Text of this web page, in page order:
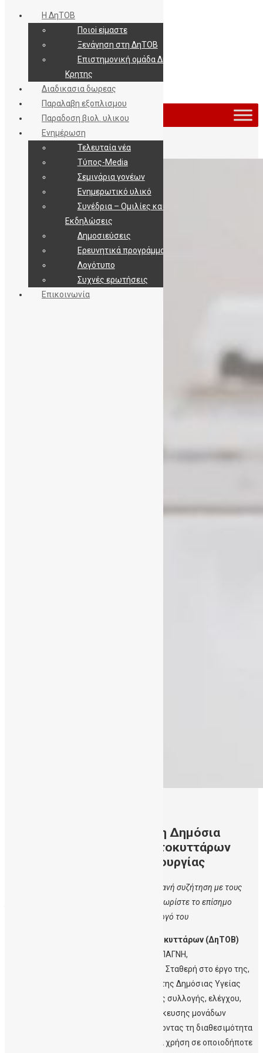
Εισοδος / Εγγραφη
Πάνω από 3000 δωρεές στη Δημόσια
Τράπεζα Ομφαλικών Βλαστοκυττάρων
Κρήτης στα πέντε έτη λειτουργίας
νοιχτή διαδικτυακή Ενημέρωση και ζωντανή συζήτηση με τους
μελλοντικούς γονείς και το ευρύ κοινό – Γνωρίστε το επίσημο
τραγούδι της ΔηΤΟΒ Κρήτης και τη δημιουργό του
Δημόσια Τράπεζα Ομφαλικών Βλαστοκυττάρων (ΔηΤΟΒ)
της Αιματολογικής Κλινικής του ΠΑΓΝΗ,
. Σταθερή στο έργο της,
συνεχίζει να συμβάλλει στη διασφάλιση της Δημόσιας Υγείας
παρέχοντας υψηλής ποιότητας υπηρεσίες συλλογής, ελέγχου,
επεξεργασίας και κρυοκατάψυξης/αποθήκευσης μονάδων
, εξασφαλίζοντας τη διαθεσιμότητα
τους στην Παγκόσμια Δεξαμενή Δοτών για χρήση σε οποιοδήποτε
Η ΔηΤΟΒ
Ποιοi εiμαστε
Ξενάγηση στη ΔηΤΟΒ
Επιστημονική ομάδα ΔηΤΟΒ
Κρητης
Διαδικασια δωρεας
Παραλαβη εξοπλισμου
Παραδοση βιολ. υλικου
Ενημέρωση
Τελευταία νέα
Τύπος-Media
Σεμινάρια γονέων
Ενημερωτικό υλικό
Συνέδρια – Ομιλίες και
Εκδηλώσεις
Δημοσιεύσεις
Ερευνητικά προγράμματα
Λογότυπο
Συχνές ερωτήσεις
Επικοινωνία